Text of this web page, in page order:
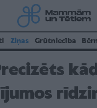
Ziņas Grūtniecība